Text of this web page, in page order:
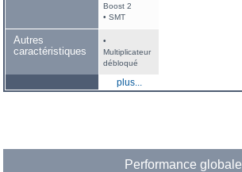
Boost 2
• SMT
Autres
caractéristiques
•
Multiplicateur
débloqué
plus...
Performance globale